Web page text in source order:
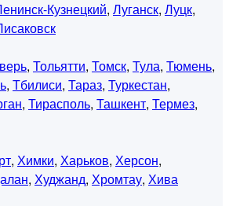
Кузнецкий, Луганск, Луцк,
, Тольятти, Томск, Тула, Тюмень,
, Тбилиси, Тараз, Туркестан,
, Тирасполь, Ташкент, Термез,
, Химки, Харьков, Херсон,
, Худжанд, Хромтау, Хива